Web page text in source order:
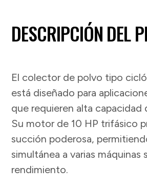
DESCRIPCIÓN DEL
El colector de polvo tipo
está diseñado para
que requieren alta capacidad
Su motor de 10 HP trifásico
succión poderosa,
simultánea a varias máquinas
rendimiento.